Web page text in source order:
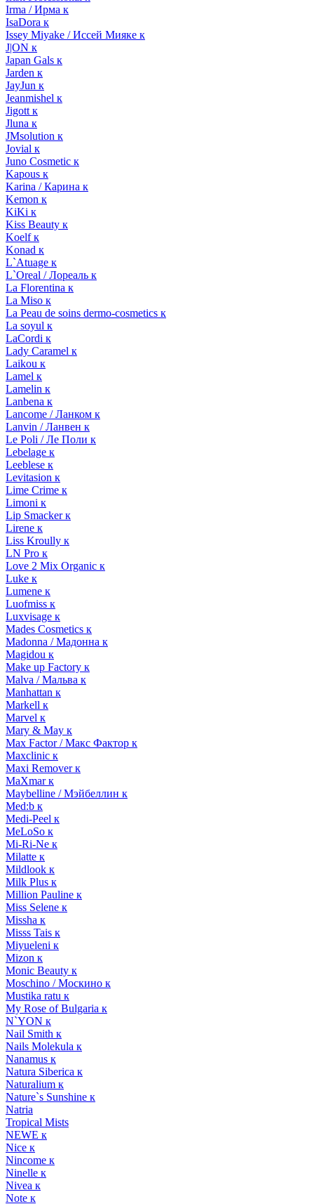
Irma / Ирма к
IsaDora к
Issey Miyake / Иссей Мияке к
J|ON к
Japan Gals к
Jarden к
JayJun к
Jeanmishel к
Jigott к
Jluna к
JMsolution к
Jovial к
Juno Cosmetic к
Kapous к
Karina / Карина к
Kemon к
KiKi к
Kiss Beauty к
Koelf к
Konad к
L`Atuage к
L`Oreal / Лореаль к
La Florentina к
La Miso к
La Peau de soins dermo-cosmetics к
La soyul к
LaCordi к
Lady Caramel к
Laikou к
Lamel к
Lamelin к
Lanbena к
Lancome / Ланком к
Lanvin / Ланвен к
Le Poli / Ле Поли к
Lebelage к
Leeblese к
Levitasion к
Lime Crime к
Limoni к
Lip Smacker к
Lirene к
Liss Kroully к
LN Pro к
Love 2 Mix Organic к
Luke к
Lumene к
Luofmiss к
Luxvisage к
Mades Cosmetics к
Madonna / Мадонна к
Magidou к
Make up Factory к
Malva / Мальва к
Manhattan к
Markell к
Marvel к
Mary & May к
Max Factor / Макс Фактор к
Maxclinic к
Maxi Remover к
MaXmar к
Maybelline / Мэйбеллин к
Med:b к
Medi-Peel к
MeLoSo к
Mi-Ri-Ne к
Milatte к
Mildlook к
Milk Plus к
Million Pauline к
Miss Selene к
Missha к
Misss Tais к
Miyueleni к
Mizon к
Monic Beauty к
Moschino / Москино к
Mustika ratu к
My Rose of Bulgaria к
N`YON к
Nail Smith к
Nails Molekula к
Nanamus к
Natura Siberica к
Naturalium к
Nature`s Sunshine к
Natria
Tropical Mists
NEWE к
Nice к
Nincome к
Ninelle к
Nivea к
Note к